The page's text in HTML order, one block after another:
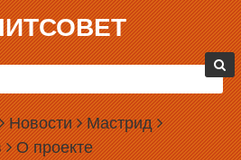
Новости Мастрид
О проекте
правительства сегодня вновь
— Алексея Воробьева.